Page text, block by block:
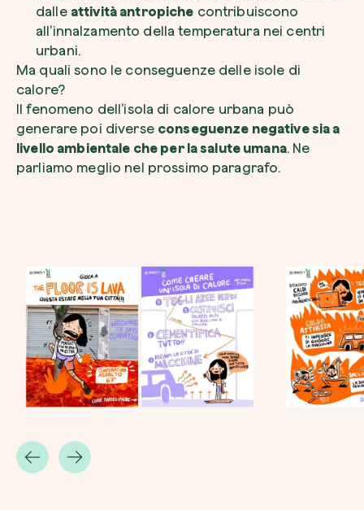
dalle attività antropiche contribuiscono
all’innalzamento della temperatura nei centri
urbani.
Ma quali sono le conseguenze delle isole di
calore?
Il fenomeno dell’isola di calore urbana può
generare poi diverse conseguenze negative sia a
livello ambientale che per la salute umana. Ne
parliamo meglio nel prossimo paragrafo.